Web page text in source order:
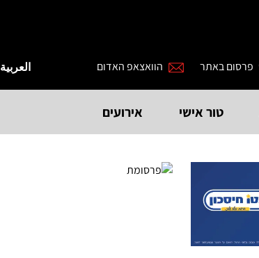
פרסום באתר הוואצאפ האדום العربية
טור אישי אירועים